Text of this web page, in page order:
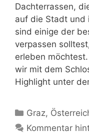
Dachterrassen,
auf die Stadt und
sind einige der
verpassen
erleben
wir mit dem
Highlight unter
Kategorien
Graz,
Kommentar